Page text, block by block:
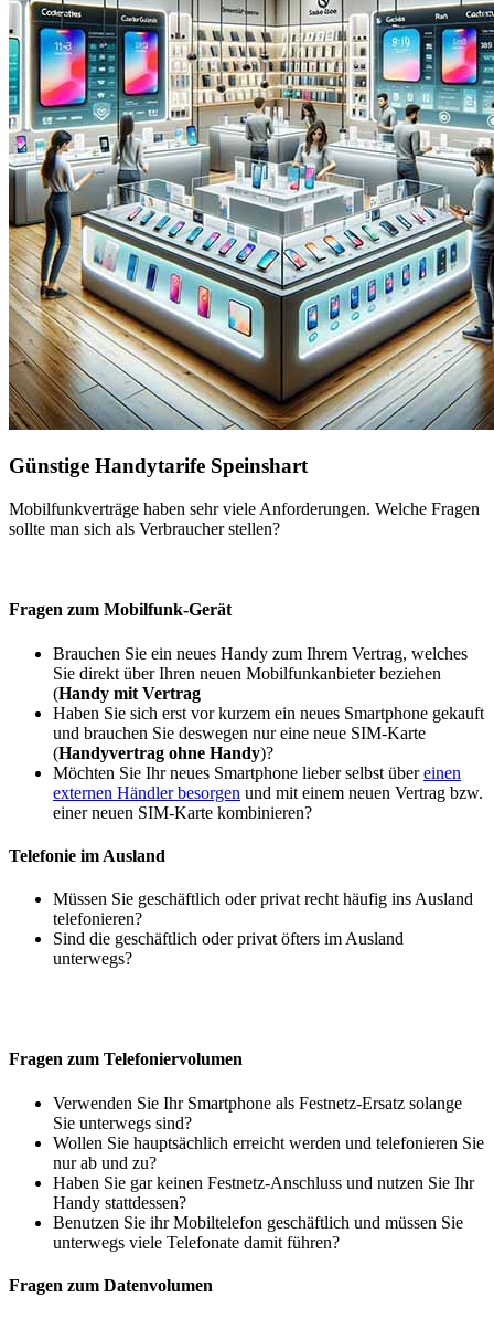
Günstige Handytarife Speinshart
Mobilfunkverträge haben sehr viele Anforderungen. Welche Fragen
sollte man sich als Verbraucher stellen?
Fragen zum Mobilfunk-Gerät
Brauchen Sie ein neues Handy zum Ihrem Vertrag, welches
Sie direkt über Ihren neuen Mobilfunkanbieter beziehen
(Handy mit Vertrag
Haben Sie sich erst vor kurzem ein neues Smartphone gekauft
und brauchen Sie deswegen nur eine neue SIM-Karte
(Handyvertrag ohne Handy)?
Möchten Sie Ihr neues Smartphone lieber selbst übereinen
externen Händler besorgen und mit einem neuen Vertrag bzw.
einer neuen SIM-Karte kombinieren?
Telefonie im Ausland
Müssen Sie geschäftlich oder privat recht häufig ins Ausland
telefonieren?
Sind die geschäftlich oder privat öfters im Ausland
unterwegs?
Fragen zum Telefoniervolumen
Verwenden Sie Ihr Smartphone als Festnetz-Ersatz solange
Sie unterwegs sind?
Wollen Sie hauptsächlich erreicht werden und telefonieren Sie
nur ab und zu?
Haben Sie gar keinen Festnetz-Anschluss und nutzen Sie Ihr
Handy stattdessen?
Benutzen Sie ihr Mobiltelefon geschäftlich und müssen Sie
unterwegs viele Telefonate damit führen?
Fragen zum Datenvolumen